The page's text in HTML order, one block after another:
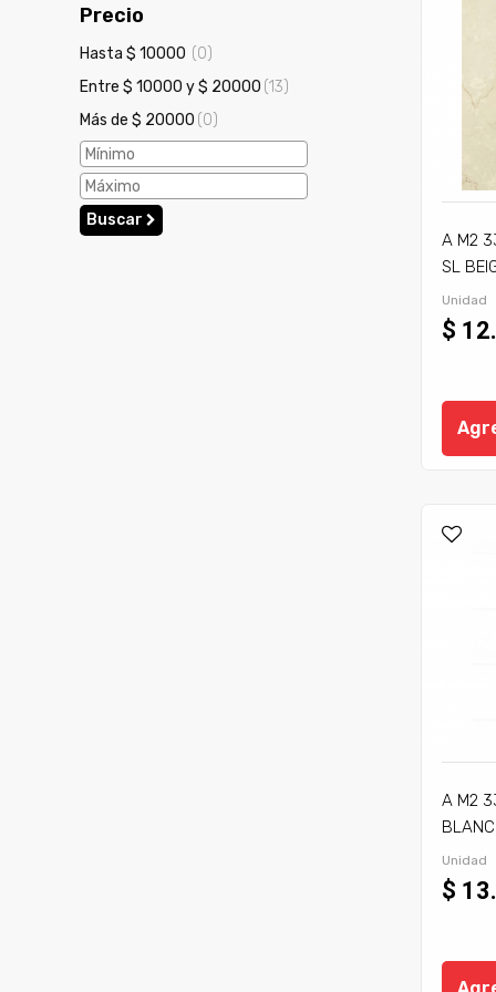
Precio
Hasta $ 10000 (0)
Entre $ 10000 y $ 20000 (13)
Más de $ 20000 (0)
Buscar
A M2
SL
Unidad
$
A M2
Unidad
$